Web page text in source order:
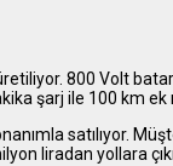
800 Volt
şarj ile 100 km
satılıyor.
liradan yollara